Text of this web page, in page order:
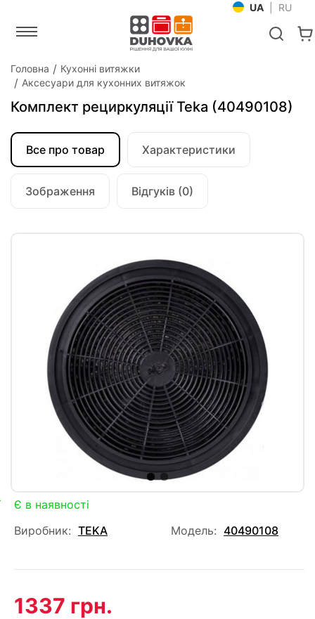
UA RU
Головна
Кухонні витяжки
Аксесуари для кухонних витяжок
Комплект рециркуляції Teka (40490108)
Все про товар Характеристики
Зображення Відгуків (0)
Є в наявності
Виробник: TEKA Модель: 40490108
1337 грн.